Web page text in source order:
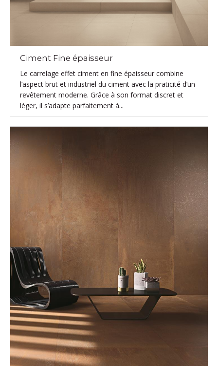
Ciment Fine épaisseur
Le carrelage effet ciment en fine épaisseur combine
l’aspect brut et industriel du ciment avec la praticité d’un
revêtement moderne. Grâce à son format discret et
léger, il s’adapte parfaitement à...